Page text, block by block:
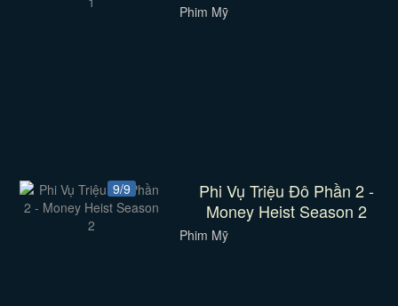
Phim Mỹ
9/9
Phi Vụ Triệu Đô Phần 2 -
Money Heist Season 2
Phim Mỹ